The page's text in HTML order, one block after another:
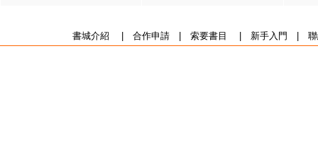
書城介紹 合作申請| 索要書目 新手入門